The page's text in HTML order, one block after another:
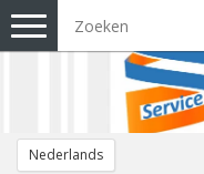
Nederlands
Toggle
navigation